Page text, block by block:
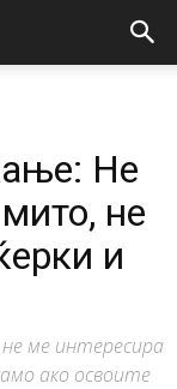
Не
не
и
ме интересира
ако освоите